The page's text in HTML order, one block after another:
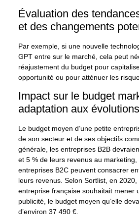
Évaluation des
et des changements
Par exemple, si une nouvelle
GPT entre sur le marché, cela peut
réajustement du budget pour
opportunité ou pour atténuer les
Impact sur le budget
adaptation aux
Le budget moyen d’une petite
de son secteur et de ses objectifs
générale, les entreprises B2B
et 5 % de leurs revenus au
entreprises B2C peuvent consacrer
leurs revenus. Selon Sortlist, en 2020,
entreprise française souhaitait mener
publicité, le budget moyen qu’elle
d’environ 37 490 €.